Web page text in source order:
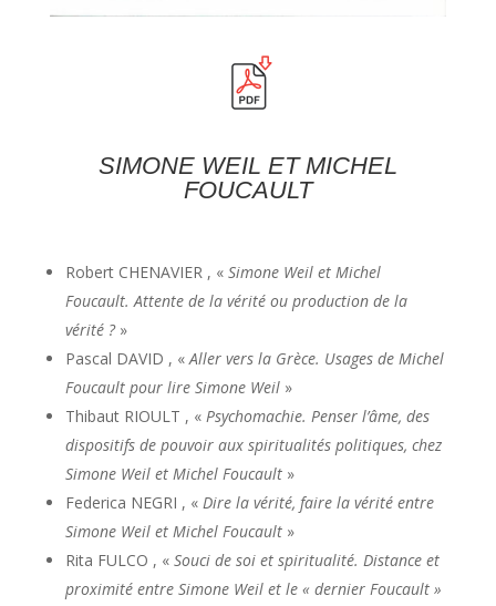
SIMONE WEIL ET MICHEL
FOUCAULT
Robert CHENAVIER , « Simone Weil et Michel
Foucault. Attente de la vérité ou production de la
vérité ?»
Pascal DAVID , «Aller vers la Grèce. Usages de Michel
Foucault pour lire Simone Weil»
Thibaut RIOULT , « Psychomachie. Penser l’âme, des
dispositifs de pouvoir aux spiritualités politiques, chez
Simone Weil et Michel Foucault»
Federica NEGRI , « Dire la vérité, faire la vérité entre
Simone Weil et Michel Foucault»
Rita FULCO , « Souci de soi et spiritualité. Distance et
proximité entre Simone Weil et le « dernier Foucault »